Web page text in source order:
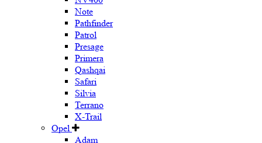
Note
Pathfinder
Patrol
Presage
Primera
Qashqai
Safari
Silvia
Terrano
X-Trail
Opel
Adam